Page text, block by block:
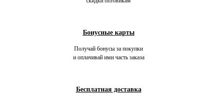
Бонусные карты
Получай бонусы за покупки
и оплачивай ими часть заказа
Бесплатная доставка